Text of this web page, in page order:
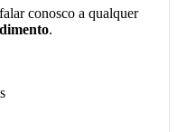
conosco a qualquer
.